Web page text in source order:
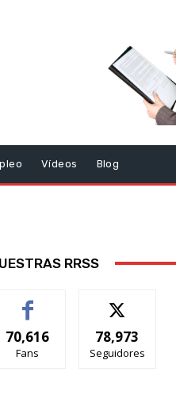
Vídeos Blog
RRSS
70,616
Fans
78,973
Seguidores